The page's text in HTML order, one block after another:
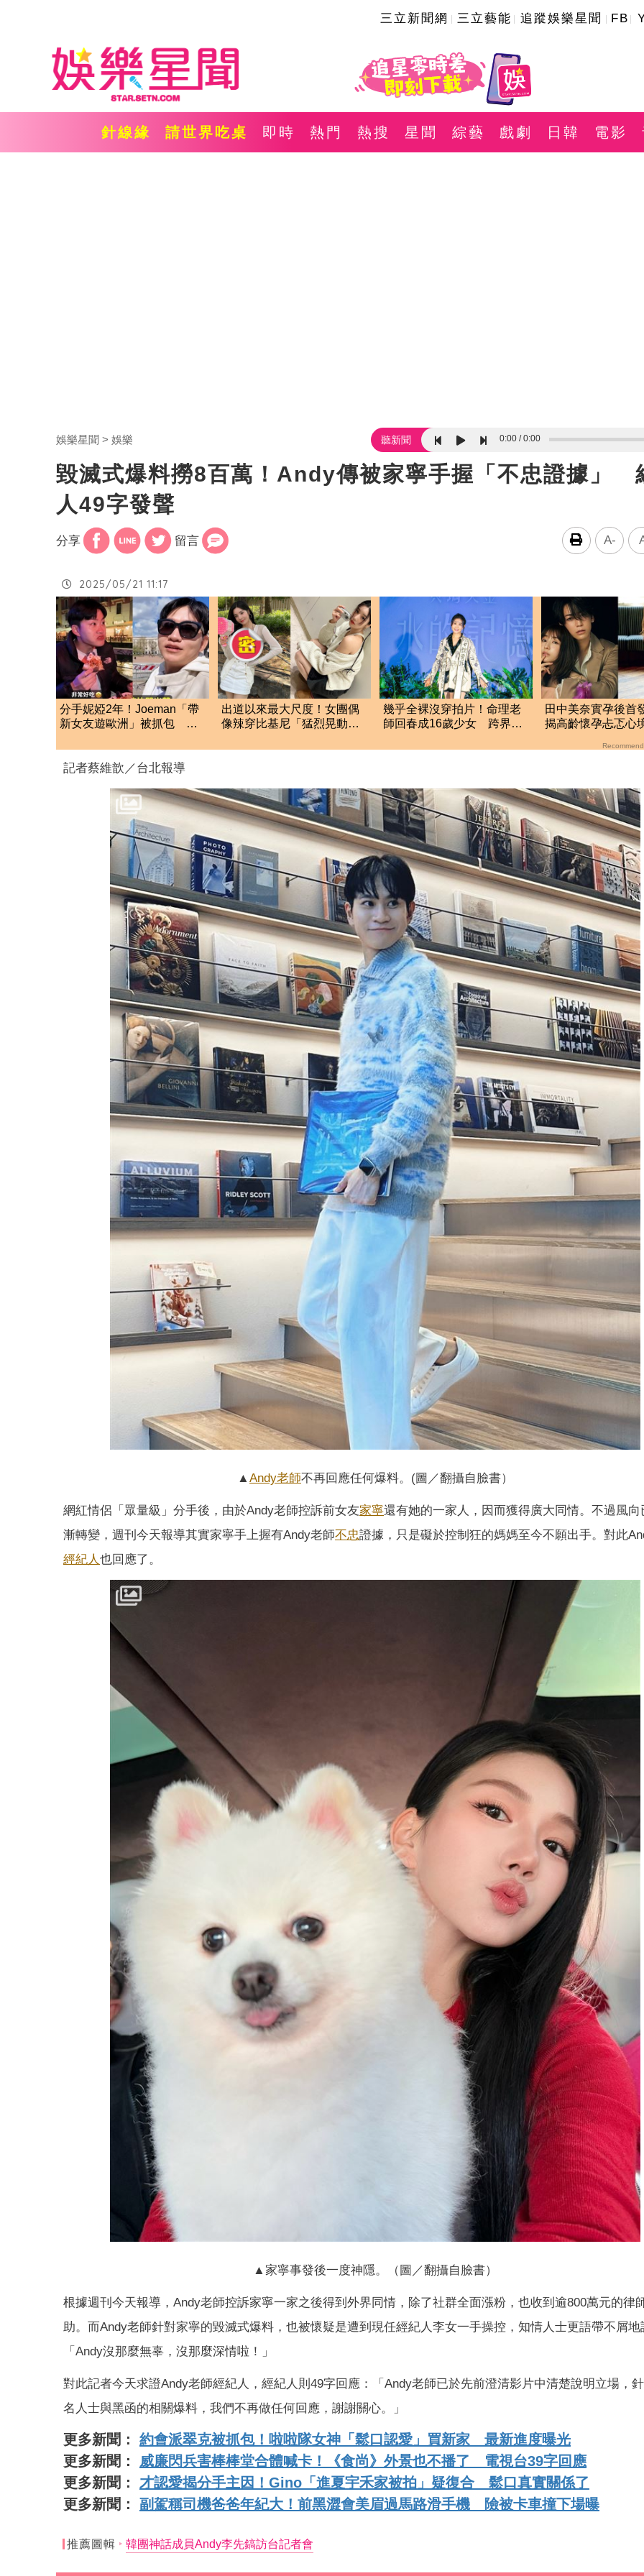
三立新聞網 三立藝能 追蹤娛樂星聞 FB
針線緣 請世界吃桌 即時 熱門 熱搜 星聞 綜藝 戲劇 日韓 電影
娛樂星聞 娛樂 聽新聞 0:00 0:00
毀滅式爆料撈8百萬！Andy傳被家寧手握「不忠證據」
人49字發聲
分享 留言 A-
2025/05/21 11:17
分手妮婭2年！Joeman「帶
新女友遊歐洲」被抓包 阿
出道以來最大尺度！女團偶
像辣穿比基尼「猛烈晃動」
幾乎全裸沒穿拍片！命理老
師回春成16歲少女 跨界飆
田中美奈實孕後首
揭高齡懷孕忐忑
記者蔡維歆／台北報導
▲Andy老師不再回應任何爆料。(圖／翻攝自臉書）
網紅情侶「眾量級」分手後，由於Andy老師控訴前女友家寧還有她的一家人，因而獲得廣大同情。不過風向
漸轉變，週刊今天報導其實家寧手上握有Andy老師不忠證據，只是礙於控制狂的媽媽至今不願出手。對此
經紀人也回應了。
▲家寧事發後一度神隱。（圖／翻攝自臉書）
根據週刊今天報導，Andy老師控訴家寧一家之後得到外界同情，除了社群全面漲粉，也收到逾800萬元的律
助。而Andy老師針對家寧的毀滅式爆料，也被懷疑是遭到現任經紀人李女一手操控，知情人士更語帶不屑地
「Andy沒那麼無辜，沒那麼深情啦！」
對此記者今天求證Andy老師經紀人，經紀人則49字回應：「Andy老師已於先前澄清影片中清楚說明立場，
名人士與黑函的相關爆料，我們不再做任何回應，謝謝關心。」
更多新聞： 約會派翠克被抓包！啦啦隊女神「鬆口認愛」買新家 最新進度曝光
更多新聞： 威廉閃兵害棒棒堂合體喊卡！《食尚》外景也不播了 電視台39字回應
更多新聞： 才認愛揭分手主因！Gino「進夏宇禾家被拍」疑復合 鬆口真實關係了
更多新聞： 副駕稱司機爸爸年紀大！前黑澀會美眉過馬路滑手機 險被卡車撞下場曝
推薦圖輯 韓團神話成員Andy李先鎬訪台記者會